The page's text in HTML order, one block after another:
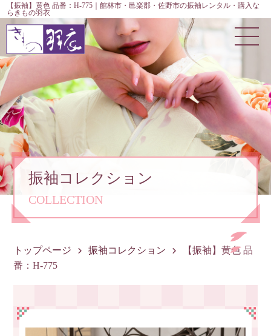
【振袖】黄色 品番：H-775｜館林市・邑楽郡・佐野市の振袖レンタル・購入な
らきもの羽衣
振袖コレクション
COLLECTION
トップページ 振袖コレクション
【振袖】黄色 品
番：H-775